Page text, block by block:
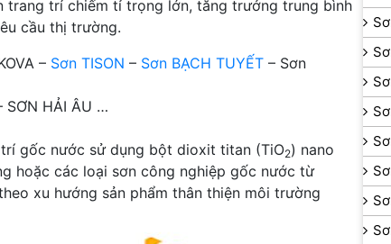
trang trí chiếm tỉ trọng lớn, tăng trưởng trung bình
cầu thị trường.
– Sơn TISON – Sơn BẠCH TUYẾT – Sơn
SƠN HẢI ÂU …
gốc nước sử dụng bột dioxit titan (TiO2) nano
hoặc các loại sơn công nghiệp gốc nước từ
xu hướng sản phẩm thân thiện môi trường